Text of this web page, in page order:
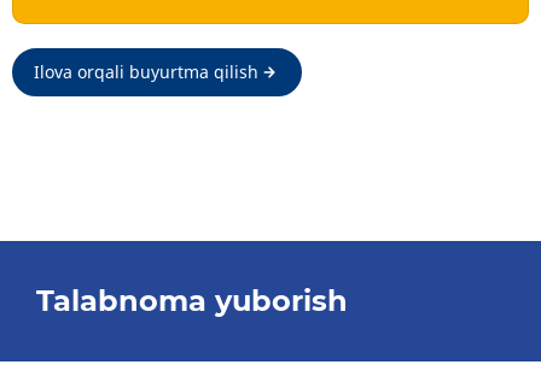
Ilova orqali buyurtma qilish
Talabnoma yuborish